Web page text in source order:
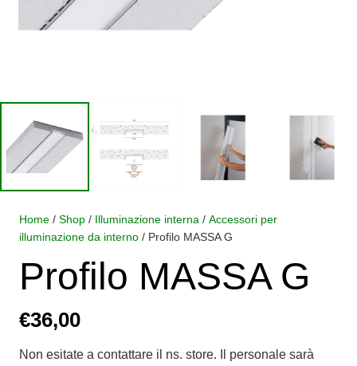
Home / Shop / Illuminazione interna / Accessori per
illuminazione da interno / Profilo MASSA G
Profilo MASSA G
€36,00
Non esitate a contattare il ns. store. Il personale sarà